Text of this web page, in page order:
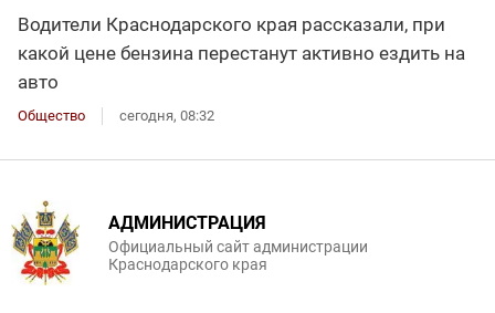
Водители Краснодарского края рассказали, при
какой цене бензина перестанут активно ездить на
авто
Общество сегодня, 08:32
АДМИНИСТРАЦИЯ
Официальный сайт администрации
Краснодарского края